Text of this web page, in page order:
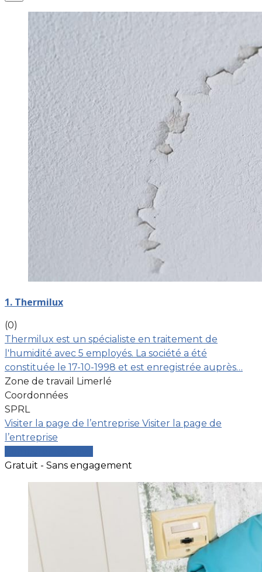
1. Thermilux
(0)
Thermilux est un spécialiste en traitement de
l'humidité avec 5 employés. La société a été
constituée le 17-10-1998 et est enregistrée auprès…
Zone de travail Limerlé
Coordonnées
SPRL
Visiter la page de l’entreprise Visiter la page de
l’entreprise
Gratuit - Sans engagement